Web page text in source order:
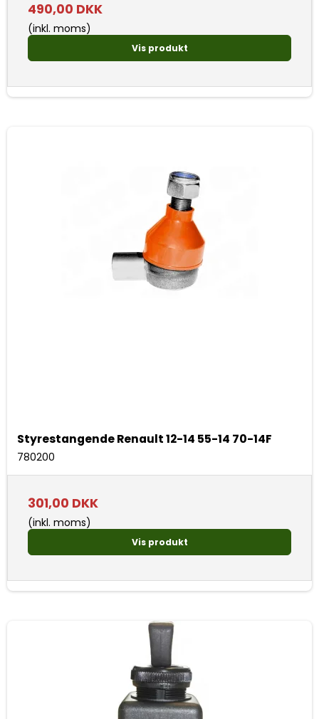
490,00 DKK
(inkl. moms)
Vis produkt
Styrestangende Renault 12-14 55-14 70-14F
780200
301,00 DKK
(inkl. moms)
Vis produkt